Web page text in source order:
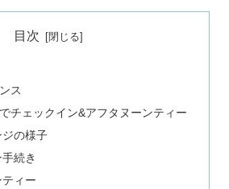
目次
ス
チェックイン&アフタヌーンティー
の様子
続き
ィー